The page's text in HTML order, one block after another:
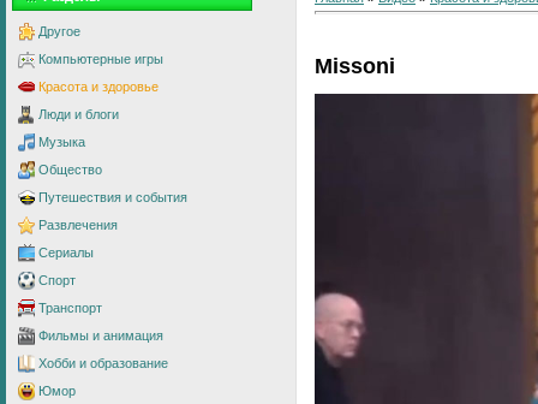
Другое
Компьютерные игры
Красота и здоровье
Люди и блоги
Музыка
Общество
Путешествия и события
Развлечения
Сериалы
Спорт
Транспорт
Фильмы и анимация
Хобби и образование
Юмор
Missoni